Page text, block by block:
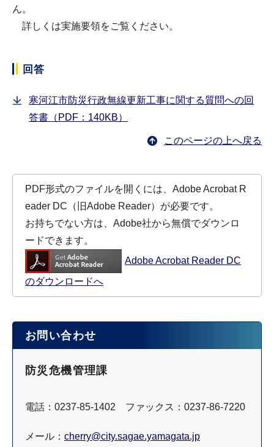
ん。
詳しくは実施要領をご覧ください。
回答
寒河江市防災行政無線更新工事に関する質問への回
答書（PDF：140KB）
このページの上へ戻る
PDF形式のファイルを開くには、Adobe Acrobat R
eader DC（旧Adobe Reader）が必要です。
お持ちでない方は、Adobe社から無償でダウンロ
ードできます。
Adobe Acrobat Reader DC
のダウンロードへ
お問い合わせ
防災危機管理課
電話：0237-85-1402 ファックス：0237-86-7220
メール： cherry@city.sagae.yamagata.jp